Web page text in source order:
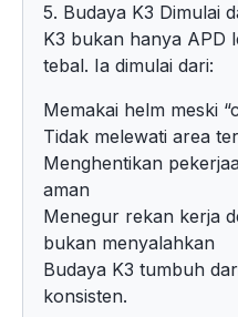
5. Budaya K3 Dimulai
K3 bukan hanya APD
tebal. Ia dimulai dari:
Memakai helm meski
Tidak melewati area
Menghentikan
aman
Menegur rekan kerja
bukan menyalahkan
Budaya K3 tumbuh
konsisten.